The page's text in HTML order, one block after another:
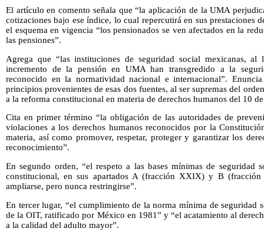
El artículo en comento señala que “la aplicación de la UMA
cotizaciones bajo ese índice, lo cual repercutirá en sus prestaciones
el esquema en vigencia “los pensionados se ven afectados en la
las pensiones”.
Agrega que “las instituciones de seguridad social mexicanas,
incremento de la pensión en UMA han transgredido a la
reconocido en la normatividad nacional e internacional”.
principios provenientes de esas dos fuentes, al ser supremas del
a la reforma constitucional en materia de derechos humanos del 10
Cita en primer término “la obligación de las autoridades de
violaciones a los derechos humanos reconocidos por la
materia, así como promover, respetar, proteger y garantizar los
reconocimiento”.
En segundo orden, “el respeto a las bases mínimas de seguridad
constitucional, en sus apartados A (fracción XXIX) y B
ampliarse, pero nunca restringirse”.
En tercer lugar, “el cumplimiento de la norma mínima de seguridad
de la OIT, ratificado por México en 1981” y “el acatamiento al
a la calidad del adulto mayor”.